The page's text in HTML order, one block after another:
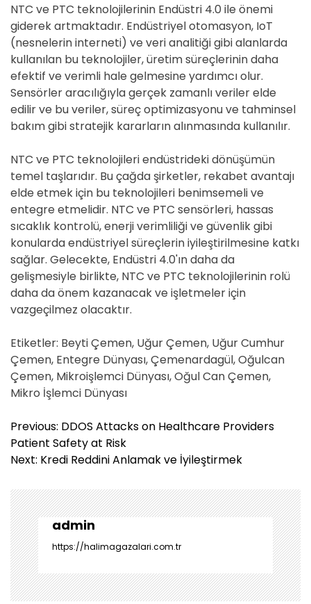
NTC ve PTC teknolojilerinin Endüstri 4.0 ile önemi
giderek artmaktadır. Endüstriyel otomasyon, IoT
(nesnelerin interneti) ve veri analitiği gibi alanlarda
kullanılan bu teknolojiler, üretim süreçlerinin daha
efektif ve verimli hale gelmesine yardımcı olur.
Sensörler aracılığıyla gerçek zamanlı veriler elde
edilir ve bu veriler, süreç optimizasyonu ve tahminsel
bakım gibi stratejik kararların alınmasında kullanılır.
NTC ve PTC teknolojileri endüstrideki dönüşümün
temel taşlarıdır. Bu çağda şirketler, rekabet avantajı
elde etmek için bu teknolojileri benimsemeli ve
entegre etmelidir. NTC ve PTC sensörleri, hassas
sıcaklık kontrolü, enerji verimliliği ve güvenlik gibi
konularda endüstriyel süreçlerin iyileştirilmesine katkı
sağlar. Gelecekte, Endüstri 4.0'ın daha da
gelişmesiyle birlikte, NTC ve PTC teknolojilerinin rolü
daha da önem kazanacak ve işletmeler için
vazgeçilmez olacaktır.
Etiketler: Beyti Çemen, Uğur Çemen, Uğur Cumhur
Çemen, Entegre Dünyası, Çemenardagül, Oğulcan
Çemen, Mikroişlemci Dünyası, Oğul Can Çemen,
Mikro İşlemci Dünyası
Y
a
z
g
e
z
i
n
m
e
Previous: DDOS Attacks on Healthcare Providers
Patient Safety at Risk
Next: Kredi Reddini Anlamak ve İyileştirmek
admin
https://halimagazalari.com.tr